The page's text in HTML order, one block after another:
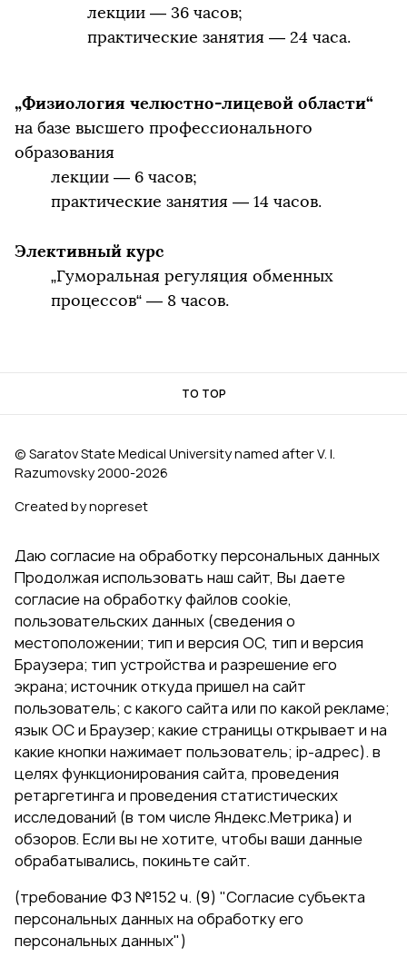
лекции — 36 часов;
практические занятия — 24 часа.
„Физиология челюстно-лицевой области“
на базе высшего профессионального
образования
лекции — 6 часов;
практические занятия — 14 часов.
Элективный курс
„Гуморальная регуляция обменных
процессов“ — 8 часов.
TO TOP
© Saratov State Medical University named after V. I.
Razumovsky 2000‑2026
Created by nopreset
Даю согласие на обработку персональных данных
Продолжая использовать наш сайт, Вы даете
согласие на обработку файлов cookie,
пользовательских данных (сведения о
местоположении; тип и версия ОС, тип и версия
Браузера; тип устройства и разрешение его
экрана; источник откуда пришел на сайт
пользователь; с какого сайта или по какой рекламе;
язык ОС и Браузер; какие страницы открывает и на
какие кнопки нажимает пользователь; ip-адрес). в
целях функционирования сайта, проведения
ретаргетинга и проведения статистических
исследований (в том числе Яндекс.Метрика) и
обзоров. Если вы не хотите, чтобы ваши данные
обрабатывались, покиньте сайт.
(требование ФЗ №152 ч. (9) "Согласие субъекта
персональных данных на обработку его
персональных данных")